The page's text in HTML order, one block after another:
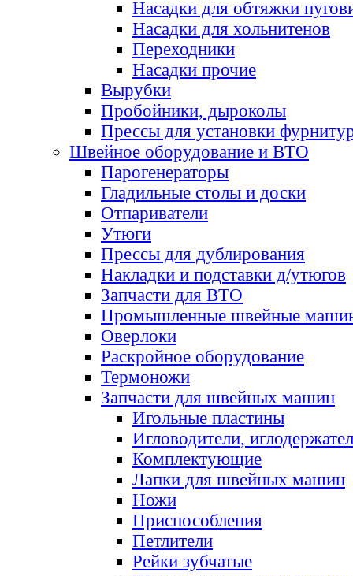
Насадки для обтяжки
Насадки для хольнитенов
Переходники
Насадки прочие
Вырубки
Пробойники, дыроколы
Прессы для установки
Швейное оборудование и ВТО
Парогенераторы
Гладильные столы и доски
Отпариватели
Утюги
Прессы для дублирования
Накладки и подставки д/утюгов
Запчасти для ВТО
Промышленные швейные
Оверлоки
Раскройное оборудование
Термоножи
Запчасти для швейных машин
Игольные пластины
Игловодители,
Комплектующие
Лапки для швейных машин
Ножи
Приспособления
Петлители
Рейки зубчатые